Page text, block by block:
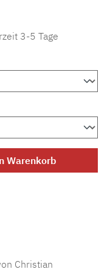
3-5 Tage
Warenkorb
Christian